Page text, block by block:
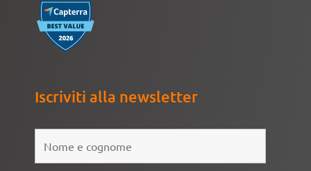
Iscriviti alla newsletter